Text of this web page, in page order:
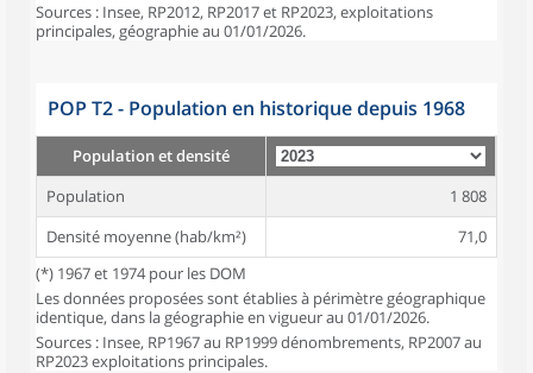
Sources : Insee, RP2012, RP2017 et RP2023, exploitations
principales, géographie au 01/01/2026.
POP T2 - Population en historique depuis 1968
Population et densité
Population
1 808
Densité moyenne (hab/km²)
71,0
(*) 1967 et 1974 pour les DOM
Les données proposées sont établies à périmètre géographique
identique, dans la géographie en vigueur au 01/01/2026.
Sources : Insee, RP1967 au RP1999 dénombrements, RP2007 au
RP2023 exploitations principales.